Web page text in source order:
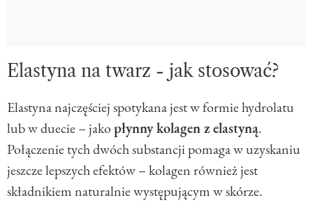
Elastyna na twarz - jak stosować?
Elastyna najczęściej spotykana jest w formie hydrolatu
lub w duecie – jakopłynny kolagen z elastyną.
Połączenie tych dwóch substancji pomaga w uzyskaniu
jeszcze lepszych efektów – kolagen również jest
składnikiem naturalnie występującym w skórze.